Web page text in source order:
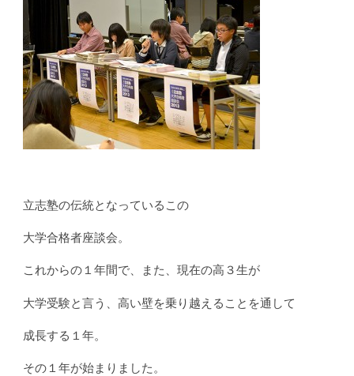
立志塾の伝統となっているこの
大学合格者座談会。
これからの１年間で、また、現在の高３生が
大学受験と言う、高い壁を乗り越えることを通して
成長する１年。
その１年が始まりました。